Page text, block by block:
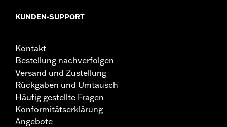
KUNDEN-SUPPORT
Kontakt
Bestellung nachverfolgen
Versand und Zustellung
Rückgaben und Umtausch
Häufig gestellte Fragen
Konformitätserklärung
Angebote